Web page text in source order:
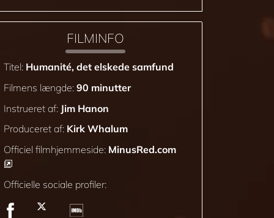
FILMINFO
Titel: Humanité, det elskede samfund
Filmens længde: 90 minutter
Instrueret af: Jim Hanon
Produceret af: Kirk Whalum
Officiel filmhjemmeside: MinusRed.com
Officielle sociale profiler: